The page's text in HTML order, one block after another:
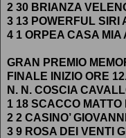
2 30 BRIANZA
3 13 POWERFUL SIRI
4 1 ORPEA CASA MIA
GRAN PREMIO
FINALE INIZIO ORE
N. N. COSCIA
1 18 SCACCO MATTO
2 2 CASINO’
3 9 ROSA DEI VENTI